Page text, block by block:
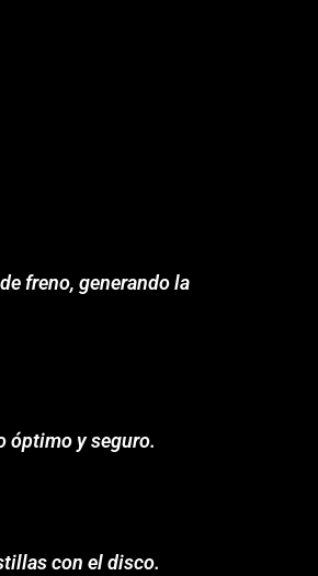
freno, generando la
óptimo y seguro.
con el disco.